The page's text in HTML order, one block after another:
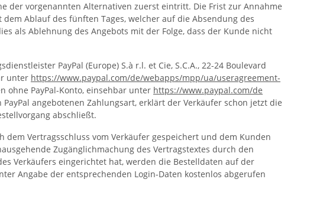
der vorgenannten Alternativen zuerst eintritt. Die Frist zur Annahme
Ablauf des fünften Tages, welcher auf die Absendung des
als Ablehnung des Angebots mit der Folge, dass der Kunde nicht
PayPal (Europe) S.à r.l. et Cie, S.C.A., 22-24 Boulevard
unter https://www.paypal.com/de/webapps/mpp/ua/useragreement-
ohne PayPal-Konto, einsehbar unter https://www.paypal.com/de
angebotenen Zahlungsart, erklärt der Verkäufer schon jetzt die
abschließt.
Vertragsschluss vom Verkäufer gespeichert und dem Kunden
Zugänglichmachung des Vertragstextes durch den
Verkäufers eingerichtet hat, werden die Bestelldaten auf der
Angabe der entsprechenden Login-Daten kostenlos abgerufen